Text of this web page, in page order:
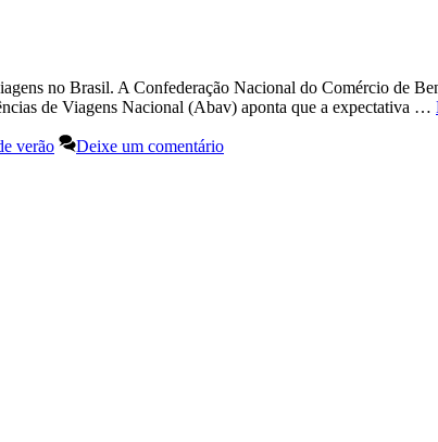
no Brasil. A Confederação Nacional do Comércio de
de Viagens Nacional (Abav) aponta que a expectativa …
verão Deixe um comentário